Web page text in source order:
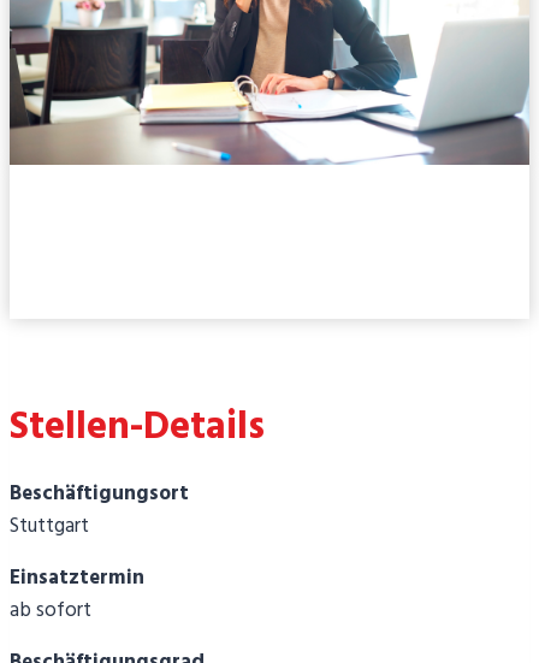
Stellen-Details
Beschäftigungsort
Stuttgart
Einsatztermin
ab sofort